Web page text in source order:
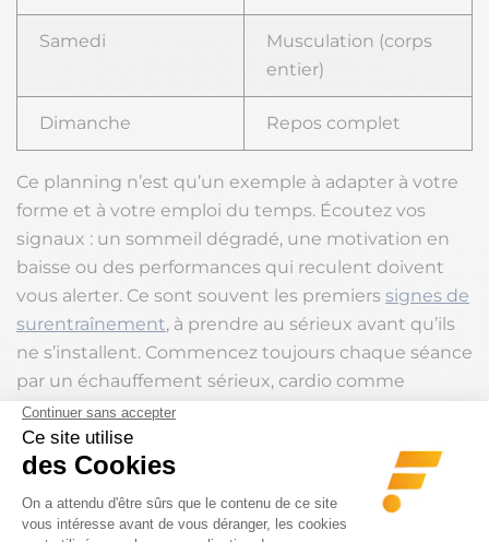
Samedi
Musculation (corps
entier)
Dimanche Repos complet
Ce planning n’est qu’un exemple à adapter à votre
forme et à votre emploi du temps. Écoutez vos
signaux : un sommeil dégradé, une motivation en
baisse ou des performances qui reculent doivent
vous alerter. Ce sont souvent les premiers signes de
surentraînement, à prendre au sérieux avant qu’ils
ne s’installent. Commencez toujours chaque séance
par un échauffement sérieux, cardio comme
musculation.
Cardio et musculation : quel
impact sur vos gains